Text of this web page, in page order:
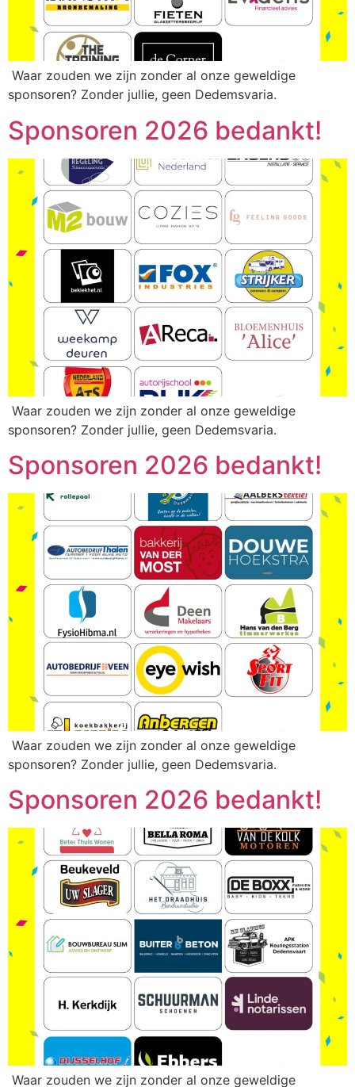
Waar zouden we zijn zonder al onze geweldige
sponsoren? Zonder jullie, geen Dedemsvaria.
Sponsoren 2026 bedankt!
Waar zouden we zijn zonder al onze geweldige
sponsoren? Zonder jullie, geen Dedemsvaria.
Sponsoren 2026 bedankt!
Waar zouden we zijn zonder al onze geweldige
sponsoren? Zonder jullie, geen Dedemsvaria.
Sponsoren 2026 bedankt!
Waar zouden we zijn zonder al onze geweldige